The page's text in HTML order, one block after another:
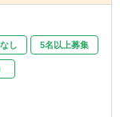
し 5名以上募集